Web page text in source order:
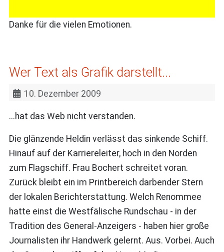
Danke für die vielen Emotionen.
Wer Text als Grafik darstellt...
10. Dezember 2009
...hat das Web nicht verstanden.
Die glänzende Heldin verlässt das sinkende Schiff.
Hinauf auf der Karriereleiter, hoch in den Norden
zum Flagschiff. Frau Bochert schreitet voran.
Zurück bleibt ein im Printbereich darbender Stern
der lokalen Berichterstattung. Welch Renommee
hatte einst die Westfälische Rundschau - in der
Tradition des General-Anzeigers - haben hier große
Journalisten ihr Handwerk gelernt. Aus. Vorbei. Auch